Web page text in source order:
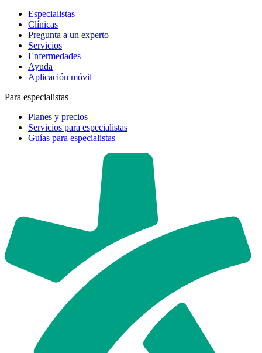
Especialistas
Clínicas
Pregunta a un experto
Servicios
Enfermedades
Ayuda
Aplicación móvil
Para especialistas
Planes y precios
Servicios para especialistas
Guías para especialistas